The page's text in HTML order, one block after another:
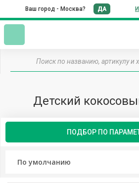
Ваш город - Москва? ДА
Детский
ПОДБОР ПО